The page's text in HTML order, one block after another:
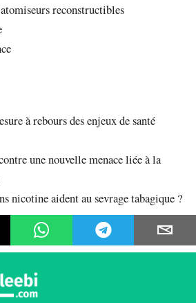
reconstructibles
à rebours des enjeux de santé
une nouvelle menace liée à la
nicotine aident au sevrage tabagique ?